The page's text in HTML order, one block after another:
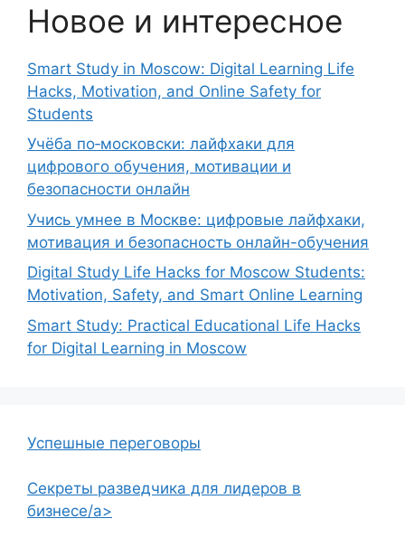
Новое и интересное
Smart Study in Moscow: Digital Learning Life
Hacks, Motivation, and Online Safety for
Students
Учёба по‑московски: лайфхаки для
цифрового обучения, мотивации и
безопасности онлайн
Учись умнее в Москве: цифровые лайфхаки,
мотивация и безопасность онлайн-обучения
Digital Study Life Hacks for Moscow Students:
Motivation, Safety, and Smart Online Learning
Smart Study: Practical Educational Life Hacks
for Digital Learning in Moscow
Успешные переговоры
Секреты разведчика для лидеров в
бизнесе/a>